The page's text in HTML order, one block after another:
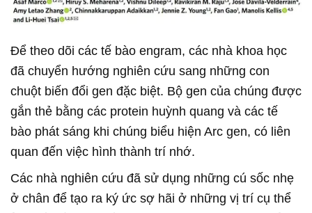
Để theo dõi các tế bào engram, các nhà khoa học
đã chuyển hướng nghiên cứu sang những con
chuột biến đổi gen đặc biệt. Bộ gen của chúng được
gắn thẻ bằng các protein huỳnh quang và các tế
bào phát sáng khi chúng biểu hiện Arc gen, có liên
quan đến việc hình thành trí nhớ.
Các nhà nghiên cứu đã sử dụng những cú sốc nhẹ
ở chân để tạo ra ký ức sợ hãi ở những vị trí cụ thể